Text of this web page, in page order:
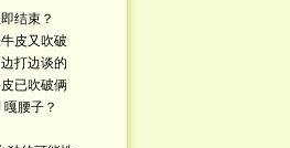
结束？
皮又吹破
打边谈的
已吹破俩
腰子？